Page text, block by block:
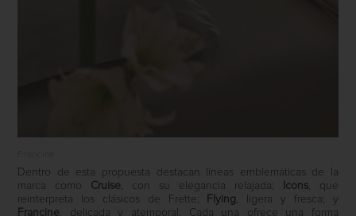
Dentro de esta propuesta destacan líneas emblemáticas de la
marca como Cruise, con su elegancia relajada; Icons, que
reinterpreta los clásicos de Frette;
Flying, ligera y fresca; y
Francine, delicada y atemporal. Cada una ofrece una forma